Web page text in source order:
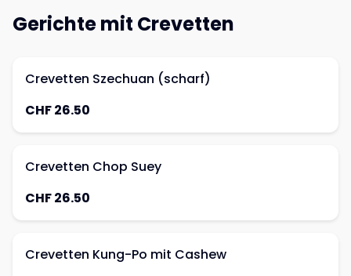
Gerichte mit Crevetten
Crevetten Szechuan (scharf)
CHF 26.50
Crevetten Chop Suey
CHF 26.50
Crevetten Kung-Po mit Cashew